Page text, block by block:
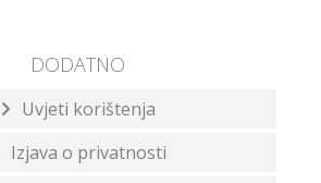
DODATNO
Uvjeti korištenja
Izjava o privatnosti